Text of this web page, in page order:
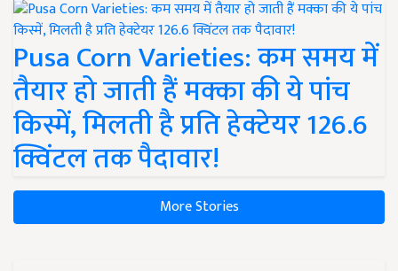
Pusa Corn Varieties: कम समय में
तैयार हो जाती हैं मक्का की ये पांच
किस्में, मिलती है प्रति हेक्टेयर 126.6
क्विंटल तक पैदावार!
More Stories